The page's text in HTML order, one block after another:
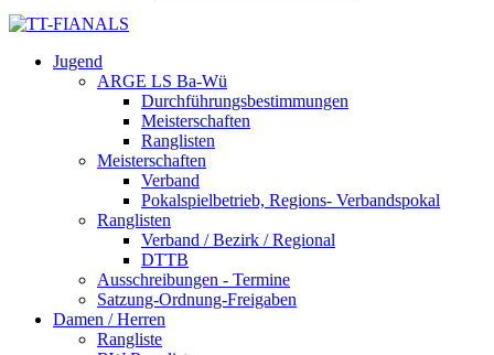
Jugend
ARGE LS Ba-Wü
Durchführungsbestimmungen
Meisterschaften
Ranglisten
Meisterschaften
Verband
Pokalspielbetrieb, Regions- Verbandspokal
Ranglisten
Verband / Bezirk / Regional
DTTB
Ausschreibungen - Termine
Satzung-Ordnung-Freigaben
Damen / Herren
Rangliste